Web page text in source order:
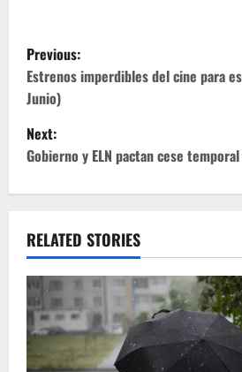
P
o
s
t
n
a
v
i
g
Previous:
Estrenos imperdibles del cine para
Junio)
Next:
Gobierno y ELN pactan cese
RELATED STORIES